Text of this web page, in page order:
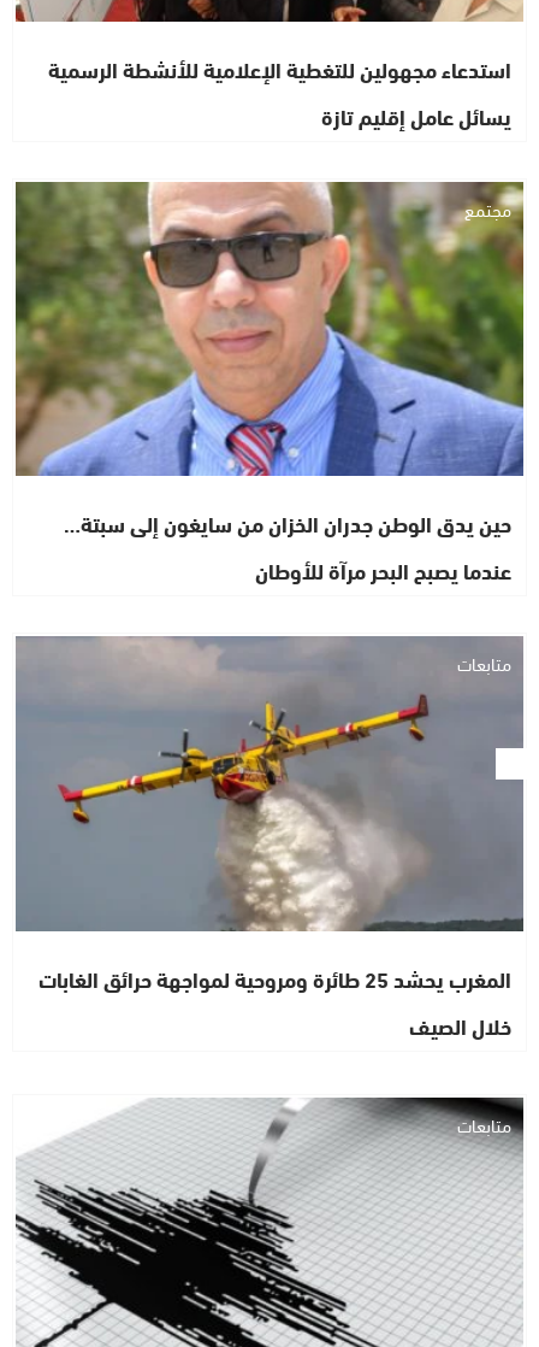
استدعاء مجهولين للتغطية الإعلامية للأنشطة الرسمية
يسائل عامل إقليم تازة
مجتمع
حين يدق الوطن جدران الخزان من سايغون إلى سبتة…
عندما يصبح البحر مرآة للأوطان
متابعات
المغرب يحشد 25 طائرة ومروحية لمواجهة حرائق الغابات
خلال الصيف
متابعات